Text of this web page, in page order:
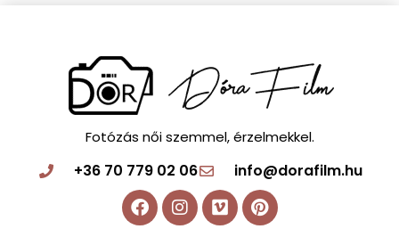
Fotózás női szemmel, érzelmekkel.
+36 70 779 02 06 info@dorafilm.hu